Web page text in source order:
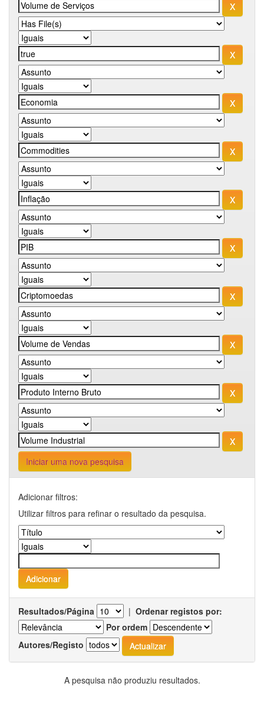
Iniciar uma nova pesquisa
Adicionar filtros:
Utilizar filtros para refinar o resultado da pesquisa.
Resultados/Página | Ordenar registos por:
Por ordem
Autores/Registo
A pesquisa não produziu resultados.